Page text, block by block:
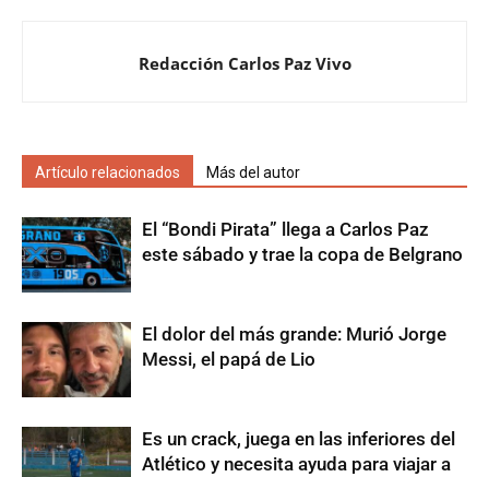
Redacción Carlos Paz Vivo
Artículo relacionados Más del autor
El “Bondi Pirata” llega a Carlos Paz
este sábado y trae la copa de Belgrano
El dolor del más grande: Murió Jorge
Messi, el papá de Lio
Es un crack, juega en las inferiores del
Atlético y necesita ayuda para viajar a